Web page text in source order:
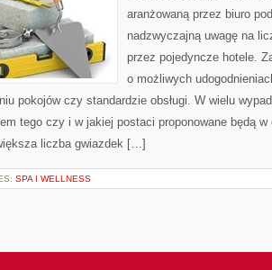
aranżowaną przez biuro
nadzwyczajną uwagę na
przez pojedyncze hotele.
o możliwych
pokojów czy standardzie obsługi. W wielu
tego czy i w jakiej postaci proponowane będą
liczba gwiazdek […]
SPA I WELLNESS